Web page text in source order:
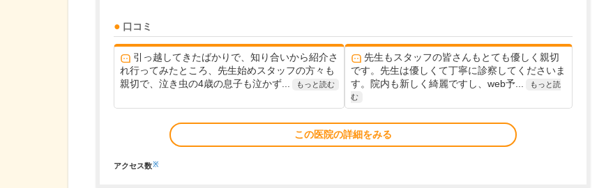
口コミ
引っ越してきたばかりで、知り合いから紹介さ
れ行ってみたところ、先生始めスタッフの方々も
親切で、泣き虫の4歳の息子も泣かず...
もっと読む
先生もスタッフの皆さんもとても優しく親切
です。先生は優しくて丁寧に診察してくださいま
す。院内も新しく綺麗ですし、web予...
もっと読
む
この医院の詳細をみる
アクセス数※